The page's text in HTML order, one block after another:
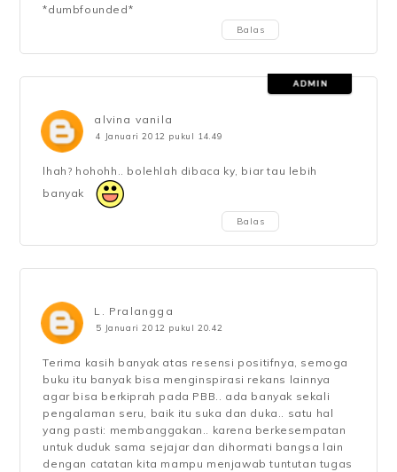
*dumbfounded*
Balas
alvina vanila
4 Januari 2012 pukul 14.49
lhah? hohohh.. bolehlah dibaca ky, biar tau lebih
banyak
Balas
L. Pralangga
5 Januari 2012 pukul 20.42
Terima kasih banyak atas resensi positifnya, semoga
buku itu banyak bisa menginspirasi rekans lainnya
agar bisa berkiprah pada PBB.. ada banyak sekali
pengalaman seru, baik itu suka dan duka.. satu hal
yang pasti: membanggakan.. karena berkesempatan
untuk duduk sama sejajar dan dihormati bangsa lain
dengan catatan kita mampu menjawab tuntutan tugas